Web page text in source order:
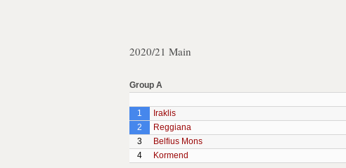
2020/21 Main
Group A
1
Iraklis
2
Reggiana
3
Belfius Mons
4
Kormend